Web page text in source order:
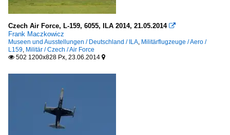
Czech Air Force, L-159, 6055, ILA 2014, 21.05.2014 
Frank Maczkowicz
Museen und Ausstellungen / Deutschland / ILA, Militärflugzeuge / Aero /
L159, Militär / Czech / Air Force
 502 1200x828 Px, 23.06.2014 